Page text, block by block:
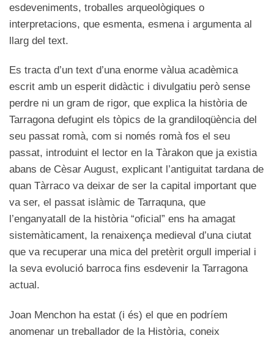
esdeveniments, troballes arqueològiques o
interpretacions, que esmenta, esmena i argumenta al
llarg del text.
Es tracta d’un text d’una enorme vàlua acadèmica
escrit amb un esperit didàctic i divulgatiu però sense
perdre ni un gram de rigor, que explica la història de
Tarragona defugint els tòpics de la grandiloqüència del
seu passat romà, com si només romà fos el seu
passat, introduint el lector en la Tàrakon que ja existia
abans de Cèsar August, explicant l’antiguitat tardana de
quan Tàrraco va deixar de ser la capital important que
va ser, el passat islàmic de Tarraquna, que
l’enganyatall de la història “oficial” ens ha amagat
sistemàticament, la renaixença medieval d’una ciutat
que va recuperar una mica del pretèrit orgull imperial i
la seva evolució barroca fins esdevenir la Tarragona
actual.
Joan Menchon ha estat (i és) el que en podríem
anomenar un treballador de la Història, coneix